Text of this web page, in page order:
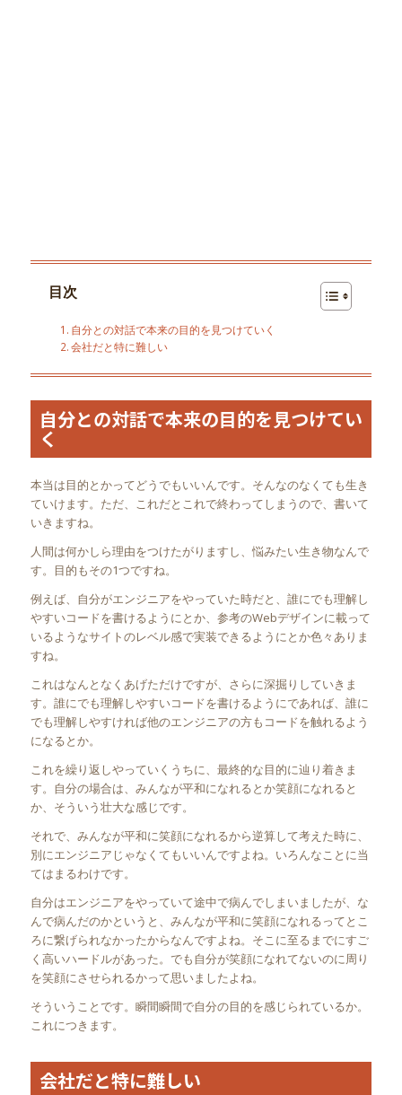
目次
自分との対話で本来の目的を見つけていく
会社だと特に難しい
自分との対話で本来の目的を見つけてい
く
本当は目的とかってどうでもいいんです。そんなのなくても生き
ていけます。ただ、これだとこれで終わってしまうので、書いて
いきますね。
人間は何かしら理由をつけたがりますし、悩みたい生き物なんで
す。目的もその1つですね。
例えば、自分がエンジニアをやっていた時だと、誰にでも理解し
やすいコードを書けるようにとか、参考のWebデザインに載って
いるようなサイトのレベル感で実装できるようにとか色々ありま
すね。
これはなんとなくあげただけですが、さらに深掘りしていきま
す。誰にでも理解しやすいコードを書けるようにであれば、誰に
でも理解しやすければ他のエンジニアの方もコードを触れるよう
になるとか。
これを繰り返しやっていくうちに、最終的な目的に辿り着きま
す。自分の場合は、みんなが平和になれるとか笑顔になれると
か、そういう壮大な感じです。
それで、みんなが平和に笑顔になれるから逆算して考えた時に、
別にエンジニアじゃなくてもいいんですよね。いろんなことに当
てはまるわけです。
自分はエンジニアをやっていて途中で病んでしまいましたが、な
んで病んだのかというと、みんなが平和に笑顔になれるってとこ
ろに繋げられなかったからなんですよね。そこに至るまでにすご
く高いハードルがあった。でも自分が笑顔になれてないのに周り
を笑顔にさせられるかって思いましたよね。
そういうことです。瞬間瞬間で自分の目的を感じられているか。
これにつきます。
会社だと特に難しい